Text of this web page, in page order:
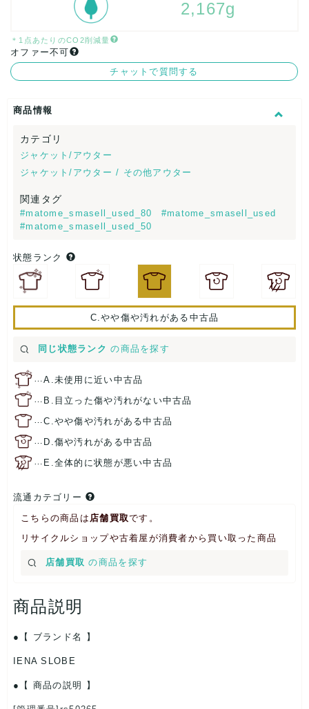
2,167g
＊1点あたりのCO2削減量
オファー不可
チャットで質問する
商品情報
カテゴリ
ジャケット/アウター
ジャケット/アウター / その他アウター
関連タグ
#matome_smasell_used_80
#matome_smasell_used
#matome_smasell_used_50
状態ランク
C.やや傷や汚れがある中古品
同じ状態ランク の商品を探す
…A.未使用に近い中古品
… B.目立った傷や汚れがない中古品
…C.やや傷や汚れがある中古品
… D.傷や汚れがある中古品
… E.全体的に状態が悪い中古品
流通カテゴリー
こちらの商品は 店舗買取です。
リサイクルショップや古着屋が消費者から買い取った商品
店舗買取 の商品を探す
商品説明
【 ブランド名 】
IENA SLOBE
【 商品の説明 】